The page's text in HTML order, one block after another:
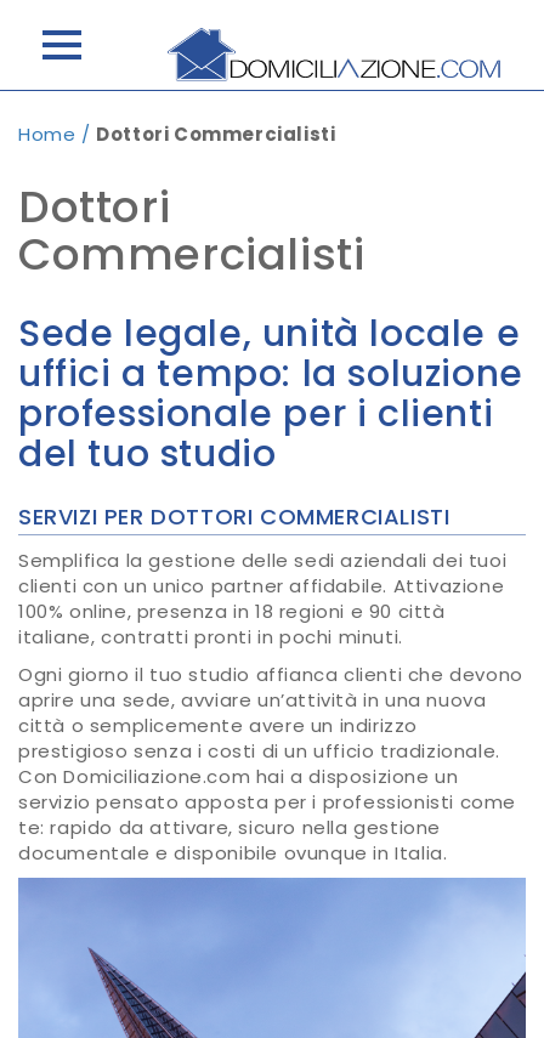
Home / Dottori Commercialisti
Dottori
Commercialisti
Sede legale, unità locale e
uffici a tempo: la soluzione
professionale per i clienti
del tuo studio
SERVIZI PER DOTTORI COMMERCIALISTI
Semplifica la gestione delle sedi aziendali dei tuoi
clienti con un unico partner affidabile. Attivazione
100% online, presenza in 18 regioni e 90 città
italiane, contratti pronti in pochi minuti.
Ogni giorno il tuo studio affianca clienti che devono
aprire una sede, avviare un’attività in una nuova
città o semplicemente avere un indirizzo
prestigioso senza i costi di un ufficio tradizionale.
Con Domiciliazione.com hai a disposizione un
servizio pensato apposta per i professionisti come
te: rapido da attivare, sicuro nella gestione
documentale e disponibile ovunque in Italia.